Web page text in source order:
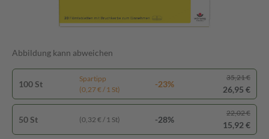
Abbildung kann abweichen
100 St
Spartipp
(0,27 € / 1 St)
-23%
35,21 €
26,95 €
50 St (0,32 € / 1 St) -28%
22,02 €
15,92 €